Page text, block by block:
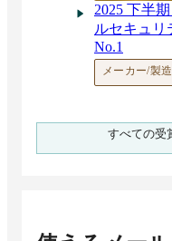
2025 下半
ルセキュリ
No.1
メーカー/製
2025 下半
ルセキュ
ルセキュリ
すべての受